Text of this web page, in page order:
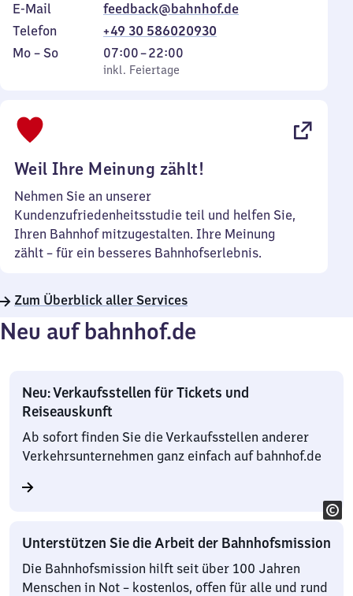
E-Mail
feedback@bahnhof.de
Telefon
+49 30 586020930
Montag
Mo – So,
inkl. Feiertage
07:00–22:00
Von
7
inkl. Feiertage
Weil Ihre Meinung zählt!
Nehmen Sie an unserer
Kundenzufriedenheitsstudie teil und helfen Sie,
Ihren Bahnhof mitzugestalten. Ihre Meinung
zählt – für ein besseres Bahnhofserlebnis.
Zum Überblick aller Services
Neu auf bahnhof.de
Neu: Verkaufsstellen für Tickets und
Reiseauskunft
Ab sofort finden Sie die Verkaufsstellen anderer
Verkehrsunternehmen ganz einfach auf bahnhof.de
Unterstützen Sie die Arbeit der Bahnhofsmission
Die Bahnhofsmission hilft seit über 100 Jahren
Menschen in Not – kostenlos, offen für alle und rund